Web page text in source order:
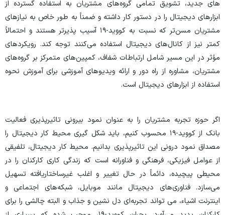
های جدید، تشویق تمامی گروه‌های مشتریان به استفاده گسترده از
ابزارهای دیجیتال را در دستور کار داشته و ضمناً به‌ طور خاص به نیازهای
مشتریان مسن‌تر که نسبت به کووید-۱۹ آسیب پذیرتر هستند و احتمالاً
کمتر نیز از کانال‌های دیجیتال استفاده می‌کنند توجه کند. رویکردهای
مؤثر در این مسیر شامل ارتباطات شفاف، کمپین‌های متمرکز بر گروه‌های
مشتریان، مشاوره از راه دور و ارائه ویدیوهای آموزشی برای آموزش نحوه
استفاده از ابزارهای دیجیتال است.
اگر حوزه تجربه مشتریان را به عنوان نمود بیرونی تاثیرپذیری فعالیت
بانک از کووید-۱۹ محسوب کنیم، باید شکل­ گیری محیط کار دیجیتال را
مصداق نمود درونی این تاثیرپذیری بدانیم. محیط کار دیجیتال، تلفیقی
از عوامل فیزیکی، فرهنگی و فناورانه است که زندگی کاری کارکنان را در
محیطی پیچیده، دائماً در حال تغییر و اغلب غیرساختاریافته تسهیل
می‌سازد. فناوری‌های دیجیتال مانند موبایل، شبکه‌های اجتماعی و
اینترنت اشیاء، می­ تواند تجربه‌ای دل نشین و جذاب و البته چالشی را برای